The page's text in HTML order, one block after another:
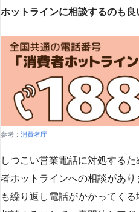
ホットラインに相談するのも良
参考： 消費者庁
しつこい営業電話に対処する
者ホットラインへの相談があ
も繰り返し電話がかかってく